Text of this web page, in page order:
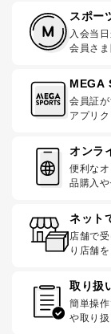
スポー
入会当
会員さ
MEGA
会員証が
アプリ
オンラ
便利な
品購入
ネット
店舗で
り店舗
取り扱
簡単操
や取り